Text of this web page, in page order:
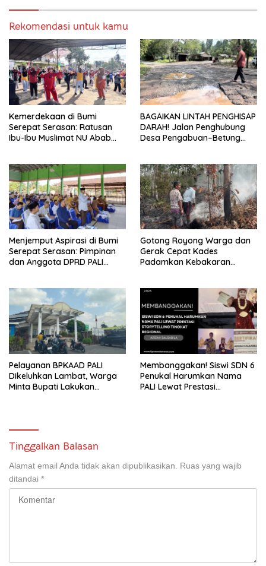
Rekomendasi untuk kamu
Kemerdekaan di Bumi
Serepat Serasan: Ratusan
Ibu-Ibu Muslimat NU Abab
Indonesia
BAGAIKAN LINTAH PENGHISAP
DARAH! Jalan Penghubung
Desa Pengabuan–Betung
Kerok
Menjemput Aspirasi di Bumi
Serepat Serasan: Pimpinan
dan Anggota DPRD PALI
Melalui Reses Ke-2 Tahun
2026
Gotong Royong Warga dan
Gerak Cepat Kades
Padamkan Kebakaran
Pelayanan BPKAAD PALI
Dikeluhkan Lambat, Warga
Minta Bupati Lakukan
Membanggakan! Siswi SDN 6
Penukal Harumkan Nama
PALI Lewat Prestasi
Tinggalkan Balasan
Alamat email Anda tidak akan dipublikasikan. Ruas yang wajib
ditandai *